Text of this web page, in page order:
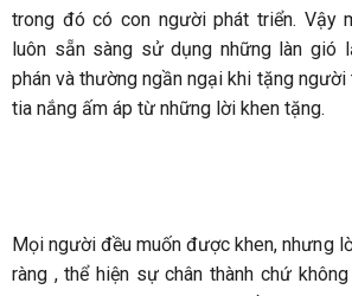
trong đó có con người phát triển. Vậy
luôn sẵn sàng sử dụng những làn gió
phán và thường ngần ngại khi tặng người
tia nắng ấm áp từ những lời khen tặng.
Mọi người đều muốn được khen, nhưng
ràng , thể hiện sự chân thành chứ